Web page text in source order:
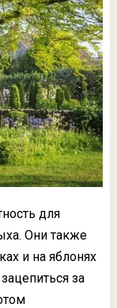
для
Они также
и на яблонях
за